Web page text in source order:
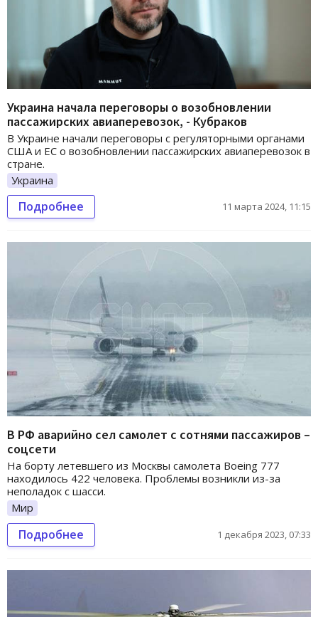
Украина начала переговоры о возобновлении
пассажирских авиаперевозок, - Кубраков
В Украине начали переговоры с регуляторными органами
США и ЕС о возобновлении пассажирских авиаперевозок в
стране.
Украина
Подробнее 11 марта 2024, 11:15
В РФ аварийно сел самолет с сотнями пассажиров –
соцсети
На борту летевшего из Москвы самолета Boeing 777
находилось 422 человека. Проблемы возникли из-за
неполадок с шасси.
Мир
Подробнее 1 декабря 2023, 07:33